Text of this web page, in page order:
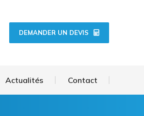
DEMANDER UN DEVIS
Actualités Contact